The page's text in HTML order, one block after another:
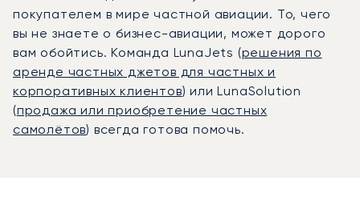
покупателем в мире частной авиации. То, чего
вы не знаете о бизнес-авиации, может дорого
вам обойтись. Команда LunaJets (решения по
аренде частных джетов для частных и
корпоративных клиентов) или LunaSolution
(продажа или приобретение частных
самолётов) всегда готова помочь.